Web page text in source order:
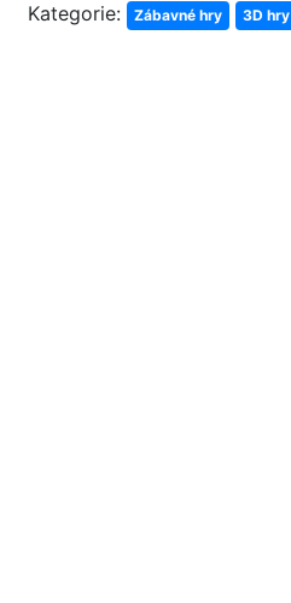
Kategorie:
Zábavné hry 3D hry